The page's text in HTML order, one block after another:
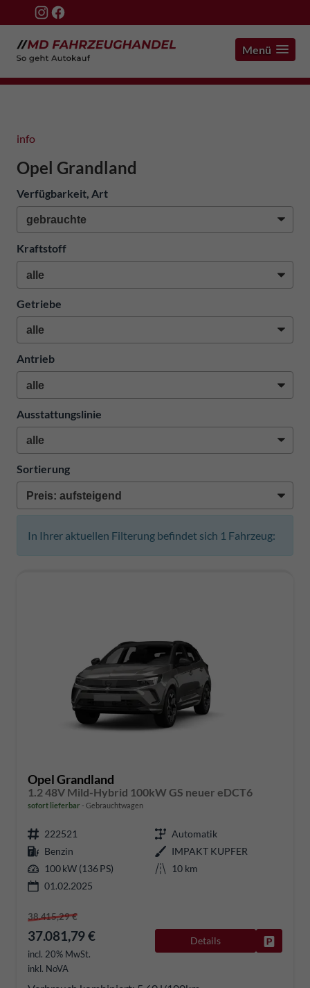
Menü
info
Opel Grandland
Verfügbarkeit, Art
Kraftstoff
Getriebe
Antrieb
Ausstattungslinie
Sortierung
In Ihrer aktuellen Filterung befindet sich 1 Fahrzeug:
Opel Grandland
1.2 48V Mild-Hybrid 100kW GS neuer eDCT6
sofort lieferbar Gebrauchtwagen
222521
Automatik
Benzin
IMPAKT KUPFER
100 kW (136 PS)
10 km
01.02.2025
38.415,29 €
37.081,79 €
incl. 20% MwSt.
inkl. NoVA
Details